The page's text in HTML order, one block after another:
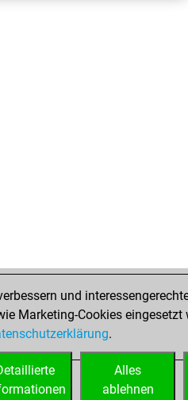
und
Marketing-Cookies eingesetzt
.
Alles
ablehnen